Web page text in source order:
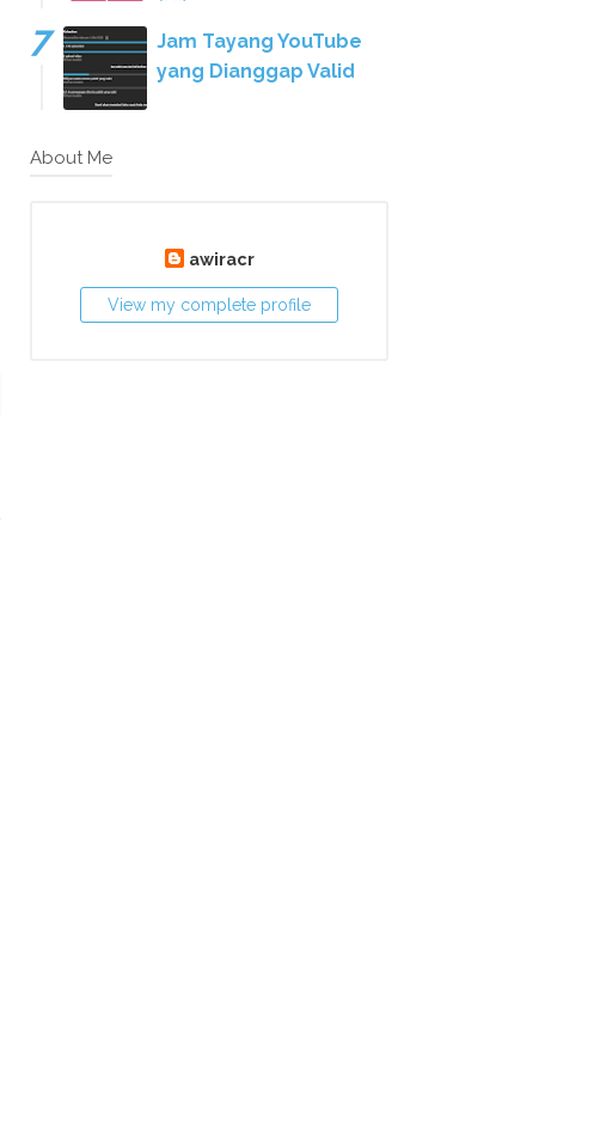
Jam Tayang YouTube
yang Dianggap Valid
About Me
awiracr
View my complete profile